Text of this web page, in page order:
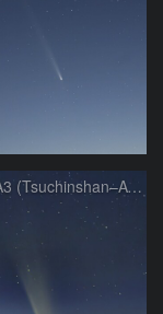
C/2023 A3 (Tsuchinshan–ATLAS)